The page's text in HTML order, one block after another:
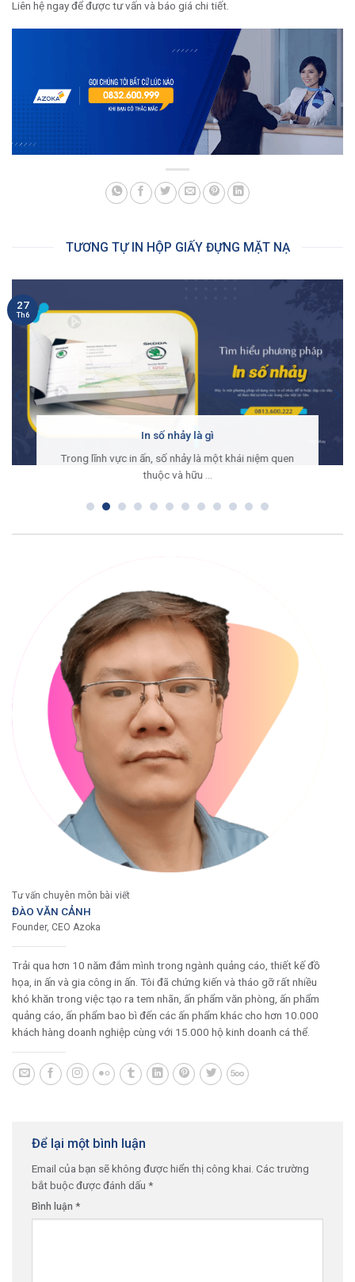
Liên hệ ngay để được tư vấn và báo giá chi tiết.
TƯƠNG TỰ IN HỘP GIẤY ĐỰNG MẶT NẠ
In số nhảy là gì
Trong lĩnh vực in ấn, số nhảy là một khái niệm quen
thuộc và hữu ...
27
Th6
Tư vấn chuyên môn bài viết
ĐÀO VĂN CẢNH
Founder, CEO Azoka
Trải qua hơn 10 năm đắm mình trong ngành quảng cáo, thiết kế đồ
họa, in ấn và gia công in ấn. Tôi đã chứng kiến và tháo gỡ rất nhiều
khó khăn trong việc tạo ra tem nhãn, ấn phẩm văn phòng, ấn phẩm
quảng cáo, ấn phẩm bao bì đến các ấn phẩm khác cho hơn 10.000
khách hàng doanh nghiệp cùng với 15.000 hộ kinh doanh cá thể.
Để lại một bình luận
Email của bạn sẽ không được hiển thị công khai. Các trường
bắt buộc được đánh dấu *
Bình luận *